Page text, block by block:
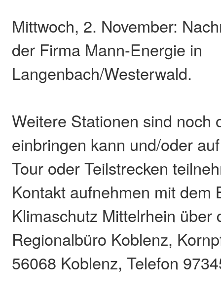
Mittwoch, 2. November:
der Firma Mann-Energie in
Langenbach/Westerwald.
Weitere Stationen sind noch
einbringen kann und/oder
Tour oder Teilstrecken
Kontakt aufnehmen mit dem
Klimaschutz Mittelrhein über
Regionalbüro Koblenz,
56068 Koblenz, Telefon